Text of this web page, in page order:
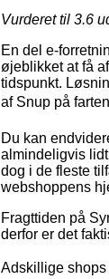
Vurderet til 3.6
En del e-
øjeblikket at få
tidspunkt.
af Snup på
Du kan
almindeligvis
dog i de fleste
webshoppens
Fragttiden på
derfor er det
Adskillige shops